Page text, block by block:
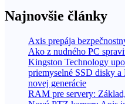
Najnovšie články
Axis prepája
Ako z nudného PC
Kingston Technology
priemyselné SSD disky a
novej generácie
RAM pre servery: